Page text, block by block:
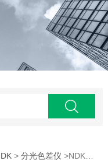
>分光色差仪 >NDK新型分光石油制品色号色彩色差计OME7700